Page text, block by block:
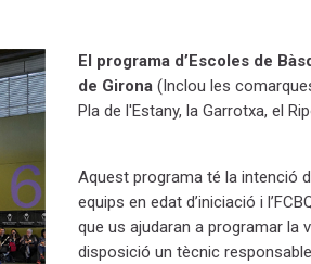
El programa d’Escoles de
de Girona (Inclou les
Pla de l'Estany, la Garrotxa, el
Aquest programa té la intenció
equips en edat d’iniciació i
que us ajudaran a programar la
disposició un tècnic